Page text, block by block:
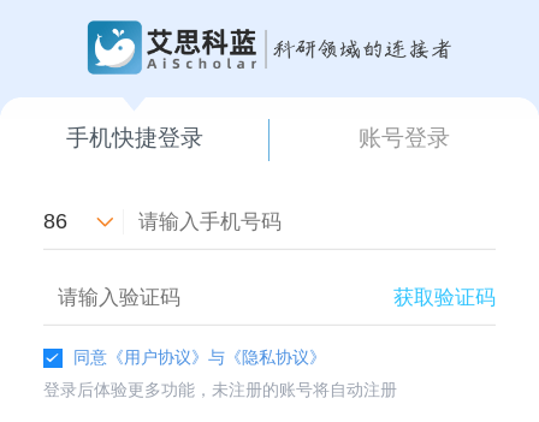
手机快捷登录 账号登录
86
获取验证码
同意 《用户协议》与 《隐私协议》
登录后体验更多功能，未注册的账号将自动注册